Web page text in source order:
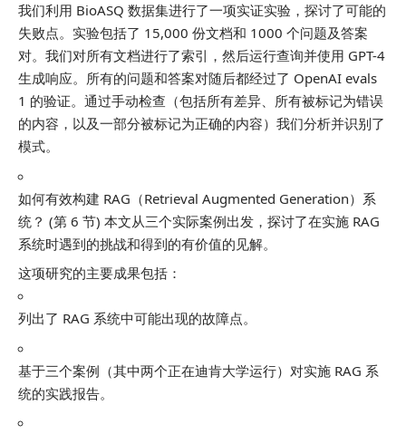
我们利用 BioASQ 数据集进行了一项实证实验，探讨了可能的
失败点。实验包括了 15,000 份文档和 1000 个问题及答案
对。我们对所有文档进行了索引，然后运行查询并使用 GPT-4
生成响应。所有的问题和答案对随后都经过了 OpenAI evals
1 的验证。通过手动检查（包括所有差异、所有被标记为错误
的内容，以及一部分被标记为正确的内容）我们分析并识别了
模式。
如何有效构建 RAG（Retrieval Augmented Generation）系
统？ (第 6 节) 本文从三个实际案例出发，探讨了在实施 RAG
系统时遇到的挑战和得到的有价值的见解。
这项研究的主要成果包括：
列出了 RAG 系统中可能出现的故障点。
基于三个案例（其中两个正在迪肯大学运行）对实施 RAG 系
统的实践报告。